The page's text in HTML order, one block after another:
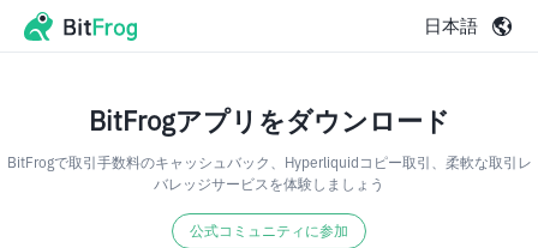
日本語
BitFrogアプリをダウンロード
BitFrogで取引手数料のキャッシュバック、Hyperliquidコピー取引、柔軟な取引レ
バレッジサービスを体験しましょう
公式コミュニティに参加